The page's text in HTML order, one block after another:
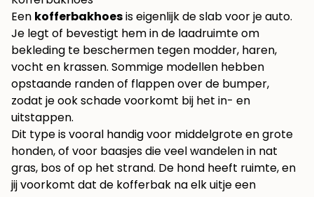
Een kofferbakhoesis eigenlijk de slab voor je auto.
Je legt of bevestigt hem in de laadruimte om
bekleding te beschermen tegen modder, haren,
vocht en krassen. Sommige modellen hebben
opstaande randen of flappen over de bumper,
zodat je ook schade voorkomt bij het in- en
uitstappen.
Dit type is vooral handig voor middelgrote en grote
honden, of voor baasjes die veel wandelen in nat
gras, bos of op het strand. De hond heeft ruimte, en
jij voorkomt dat de kofferbak na elk uitje een